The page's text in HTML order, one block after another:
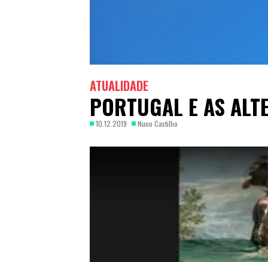
ATUALIDADE
PORTUGAL E AS
10.12.2019 Nuno Castilho